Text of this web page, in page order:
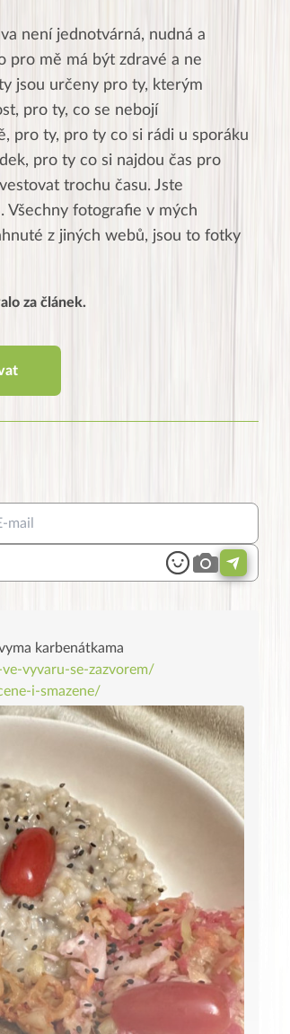
není jednotvárná, nudná a
pro mě má být zdravé a ne
jsou určeny pro ty, kterým
pro ty, co se nebojí
pro ty, pro ty co si rádi u sporáku
pro ty co si najdou čas pro
trochu času. Jste
Všechny fotografie v mých
z jiných webů, jsou to fotky
za článek.
karbenátkama
vyvaru-se-zazvorem/
i-smazene/